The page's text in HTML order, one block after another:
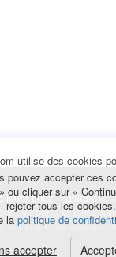
louer chez l'habitantà
de courts et longs
un stage, un
utilise des cookies
pouvez accepter ces
ou cliquer sur «
rejeter tous les cookies.
la politique de
accepter